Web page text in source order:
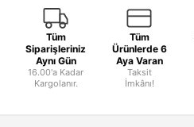
Tüm
Siparişleriniz
Aynı Gün
16.00'a Kadar
Kargolanır.
Tüm
Ürünlerde 6
Aya Varan
Taksit
İmkânı!